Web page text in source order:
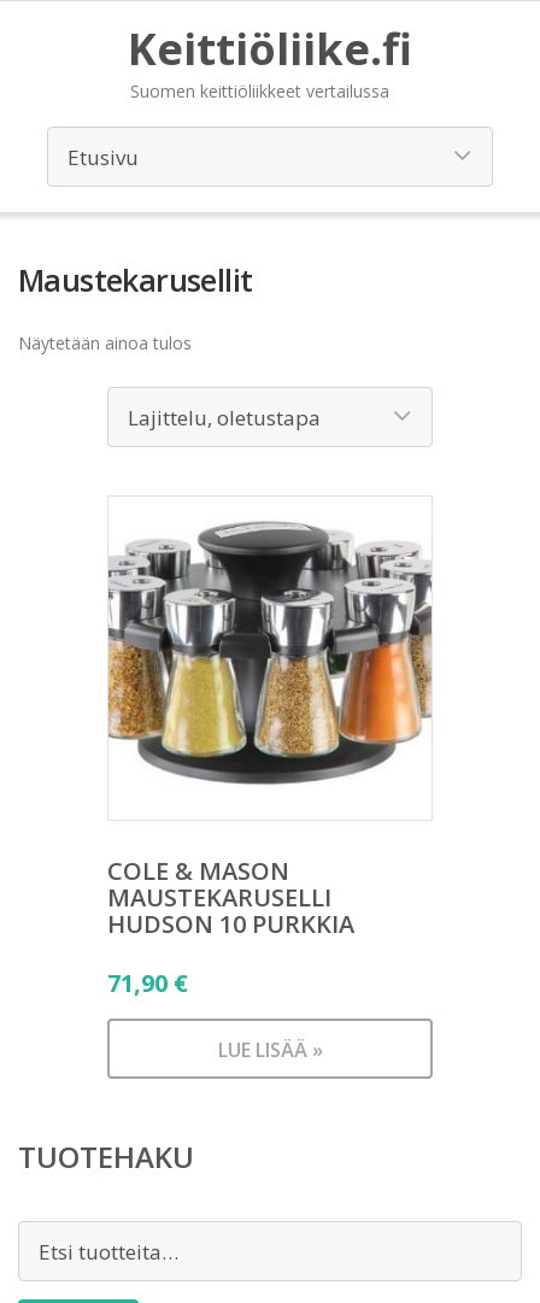
Keittiöliike.fi
Suomen keittiöliikkeet vertailussa
Maustekarusellit
Näytetään ainoa tulos
COLE & MASON
MAUSTEKARUSELLI
HUDSON 10 PURKKIA
71,90 €
LUE LISÄÄ »
TUOTEHAKU